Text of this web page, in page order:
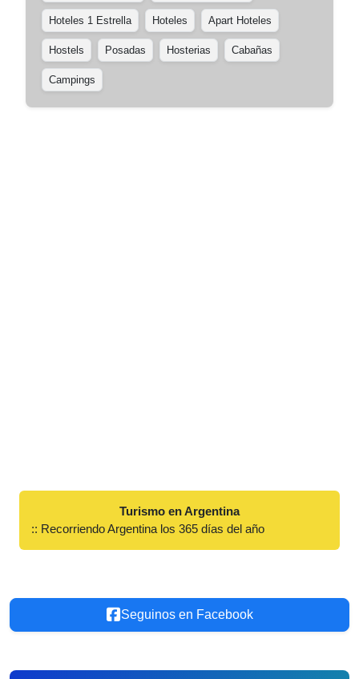
Hoteles 1 Estrella Hoteles Apart Hoteles
Hostels Posadas Hosterias Cabañas
Campings
Turismo en Argentina
:: Recorriendo Argentina los 365 días del año
Seguinos en Facebook